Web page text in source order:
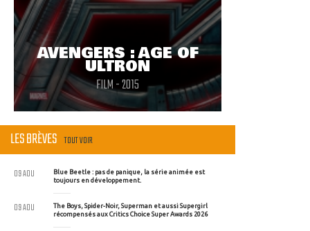
AVENGERS : AGE OF
ULTRON
FILM - 2015
LES BRÈVES TOUT VOIR
Blue Beetle : pas de panique, la série animée est
toujours en développement.
09 AOU
The Boys, Spider-Noir, Superman et aussi Supergirl
récompensés aux Critics Choice Super Awards 2026
09 AOU